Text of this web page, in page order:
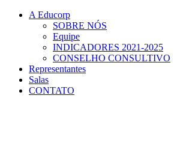
Conteúdo principal
A Educorp
SOBRE NÓS
Equipe
INDICADORES 2021-2025
CONSELHO CONSULTIVO
Representantes
Salas
CONTATO